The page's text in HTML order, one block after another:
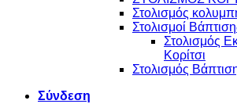
Στολισμός
Στολισμοί
Στολισμός
Κορίτσι
Στολισμός
Σύνδεση